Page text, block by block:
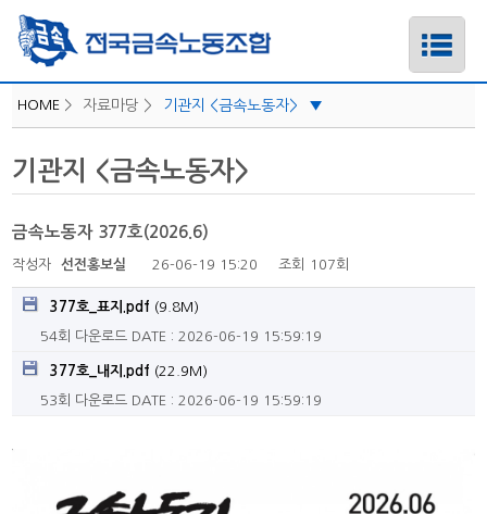
하위메뉴
하위메뉴
HOME > 자료마당 > 기관지 <금속노동자> ▼
회의/문서
부속기구
기관지 <금속노동자>
금속노동자 377호(2026.6)
작성자 선전홍보실 26-06-19 15:20 조회 107회
377호_표지.pdf (9.8M)
54회 다운로드 DATE : 2026-06-19 15:59:19
377호_내지.pdf (22.9M)
53회 다운로드 DATE : 2026-06-19 15:59:19